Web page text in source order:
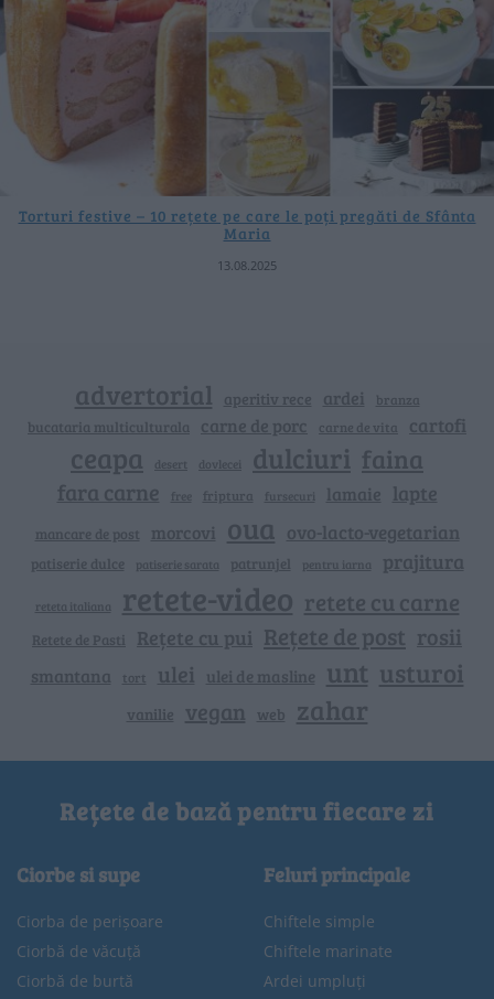
Torturi festive – 10 rețete pe care le poți pregăti de Sfânta
Maria
13.08.2025
advertorial aperitiv rece ardei branza
bucataria multiculturala carne de porc carne de vita cartofi
ceapa desert dovlecei dulciuri faina
fara carne free friptura fursecuri lamaie lapte
mancare de post morcovi oua ovo-lacto-vegetarian
patiserie dulce patiserie sarata patrunjel pentru iarna prajitura
reteta italiana retete-video retete cu carne
Retete de Pasti Rețete cu pui Rețete de post rosii
smantana tort ulei ulei de masline unt usturoi
vanilie vegan web zahar
Rețete de bază pentru fiecare zi
Ciorbe si supe
Ciorba de perișoare
Ciorbă de văcuță
Ciorbă de burtă
Feluri principale
Chiftele simple
Chiftele marinate
Ardei umpluți